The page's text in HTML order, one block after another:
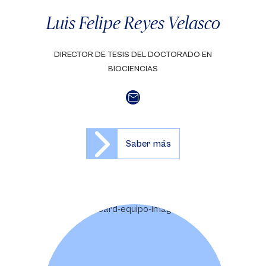
Luis Felipe Reyes Velasco
DIRECTOR DE TESIS DEL DOCTORADO EN
BIOCIENCIAS
Saber más